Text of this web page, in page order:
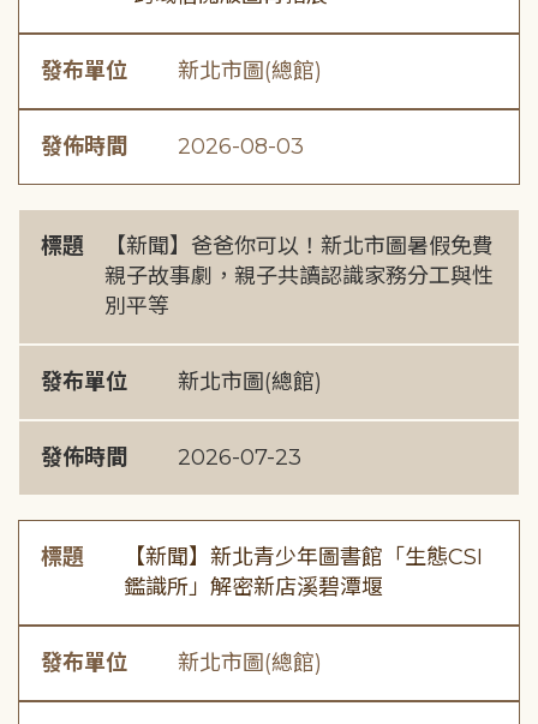
發布單位 新北市圖(總館)
發佈時間 2026-08-03
標題
【新聞】爸爸你可以！新北市圖暑假免費
親子故事劇，親子共讀認識家務分工與性
別平等
發布單位 新北市圖(總館)
發佈時間 2026-07-23
標題
【新聞】新北青少年圖書館「生態CSI
鑑識所」解密新店溪碧潭堰
發布單位 新北市圖(總館)